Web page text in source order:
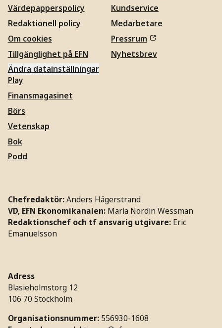
Värdepapperspolicy
Redaktionell policy
Om cookies
Tillgänglighet på EFN
Ändra datainställningar
Kundservice
Medarbetare
Pressrum
Nyhetsbrev
Play
Finansmagasinet
Börs
Vetenskap
Bok
Podd
Chefredaktör:Anders Hägerstrand
VD, EFN Ekonomikanalen: Maria Nordin Wessman
Redaktionschef och tf ansvarig utgivare: Eric
Emanuelsson
Adress
Blasieholmstorg 12
106 70 Stockholm
Organisationsnummer: 556930-1608